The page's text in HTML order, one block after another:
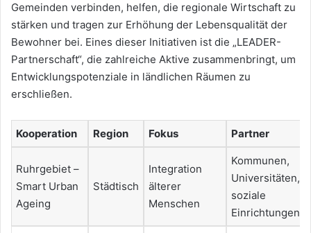
Gemeinden verbinden, helfen, die regionale Wirtschaft zu
stärken und tragen zur Erhöhung der Lebensqualität der
Bewohner bei. Eines dieser Initiativen ist die „LEADER-
Partnerschaft“, die zahlreiche Aktive zusammenbringt, um
Entwicklungspotenziale in ländlichen Räumen zu
erschließen.
Kooperation Region Fokus Partner
Ruhrgebiet –
Smart Urban
Ageing
Städtisch
Integration
älterer
Menschen
Kommunen,
Universitäten,
soziale
Einrichtungen